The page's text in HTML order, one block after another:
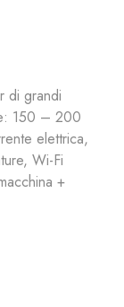
di grandi
150 – 200
elettrica,
Wi-Fi
+